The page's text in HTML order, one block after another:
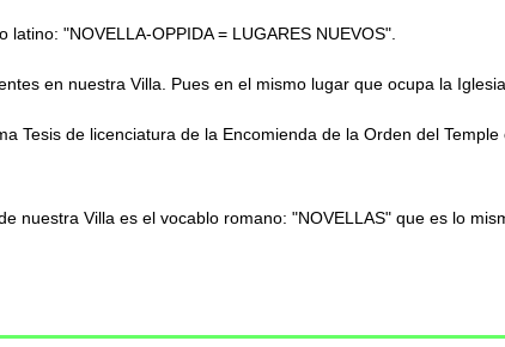
"NOVELLA-OPPIDA = LUGARES NUEVOS".
en nuestra Villa. Pues en el mismo lugar que ocupa la
Tesis de licenciatura de la Encomienda de la Orden del
nuestra Villa es el vocablo romano: "NOVELLAS" que es lo